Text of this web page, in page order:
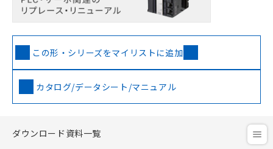
この形・シリーズをマイリストに追加
カタログ/データシート/マニュアル
ダウンロード資料一覧